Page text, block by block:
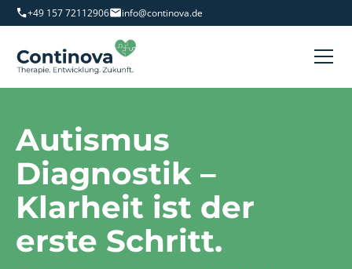
+49 157 72112906 info@continova.de
Autismus
Diagnostik –
Klarheit ist der
erste Schritt.